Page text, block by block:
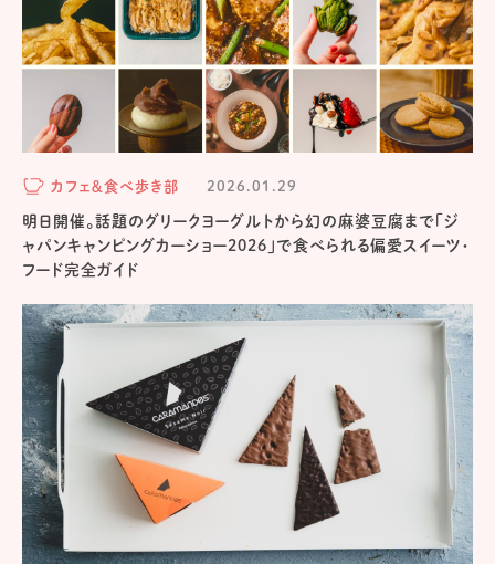
カフェ＆食べ歩き部 2026.01.29
明日開催。話題のグリークヨーグルトから幻の麻婆豆腐まで「ジ
ャパンキャンピングカーショー2026」で食べられる偏愛スイーツ・
フード完全ガイド